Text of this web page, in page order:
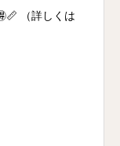
（詳しくは